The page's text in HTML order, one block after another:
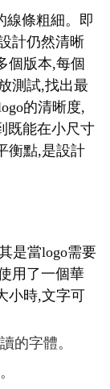
線條粗細。即
計仍然清晰
個版本,每個
測試,找出最
的清晰度,
既能在小尺寸
衡點,是設計
是當logo需要
用了一個華
小時,文字可
的字體。